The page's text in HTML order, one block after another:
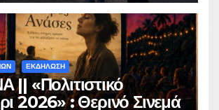
ΕΚΔΗΛΩΣΗ
|| «Πολιτιστικό
2026» : Θερινό Σινεμά